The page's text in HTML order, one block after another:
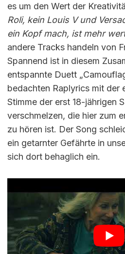
es um den Wert der
Roli, kein Louis V und
ein Kopf mach, ist mehr
andere Tracks handeln von
Spannend ist in diesem
entspannte Duett
bedachten Raplyrics mit der
Stimme der erst 18-jährigen
verschmelzen, die hier zum
zu hören ist. Der Song
ein getarnter Gefährte in
sich dort behaglich ein.